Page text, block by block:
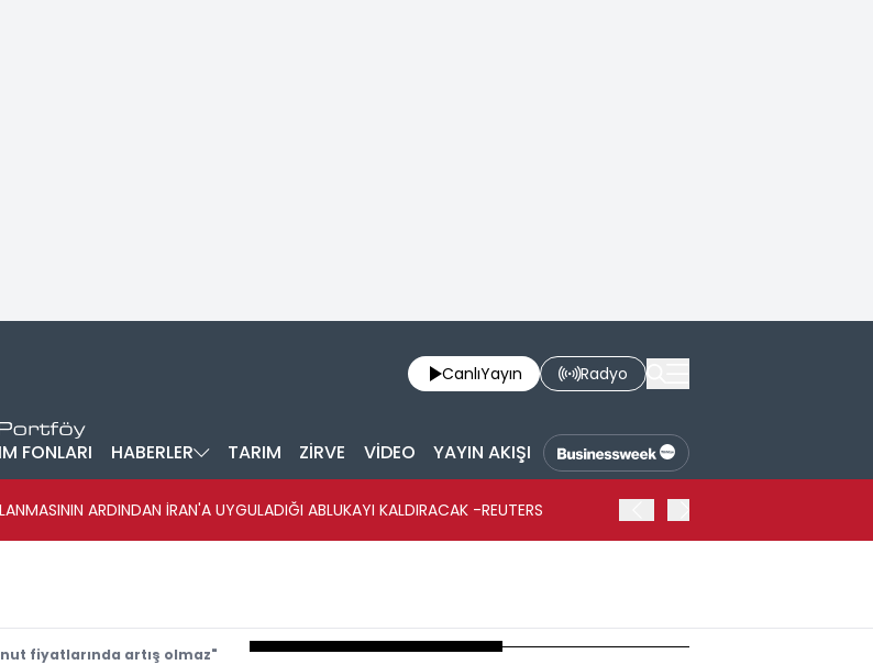
CanlıYayın Radyo
FONLARI HABERLER TARIM ZİRVE VİDEO YAYIN AKIŞI
ARDINDAN İRAN'A UYGULADIĞI ABLUKAYI KALDIRACAK -REUTERS
fiyatlarında artış olmaz"